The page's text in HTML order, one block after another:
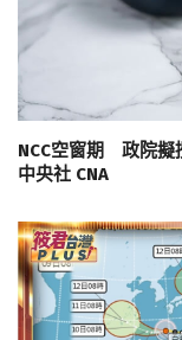
NCC空窗期 政院擬
中央社 CNA